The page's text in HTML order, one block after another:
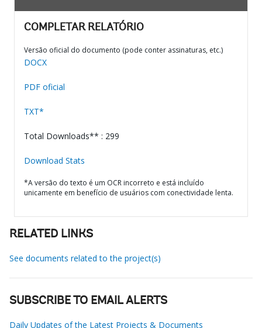
COMPLETAR RELATÓRIO
Versão oficial do documento (pode conter assinaturas, etc.)
DOCX
PDF oficial
TXT*
Total Downloads** : 299
Download Stats
*A versão do texto é um OCR incorreto e está incluído
unicamente em benefício de usuários com conectividade lenta.
RELATED LINKS
See documents related to the project(s)
SUBSCRIBE TO EMAIL ALERTS
Daily Updates of the Latest Projects & Documents